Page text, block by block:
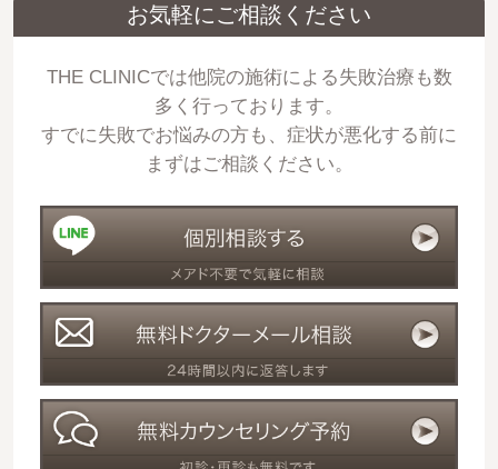
お気軽にご相談ください
THE CLINICでは他院の施術による失敗治療も数
多く行っております。
すでに失敗でお悩みの方も、症状が悪化する前に
まずはご相談ください。